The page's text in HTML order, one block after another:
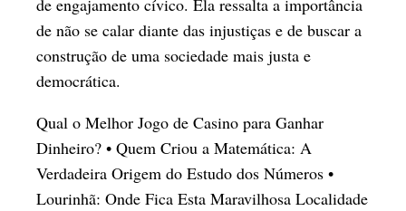
de não se calar diante das injustiças e de buscar a
construção de uma sociedade mais justa e
democrática.
Qual o Melhor Jogo de Casino para Ganhar
Dinheiro? • Quem Criou a Matemática: A
Verdadeira Origem do Estudo dos Números •
Lourinhã: Onde Fica Esta Maravilhosa Localidade